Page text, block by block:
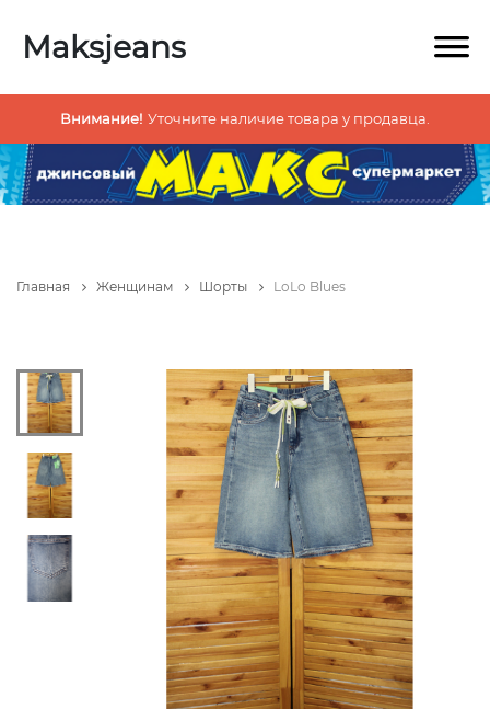
Maksjeans
Внимание! Уточните наличие товара у продавца.
Главная Женщинам Шорты LoLo Blues